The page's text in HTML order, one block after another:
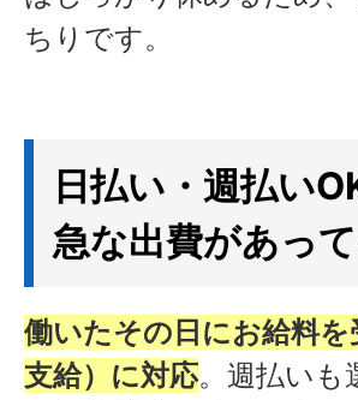
ちりです。
日払い・週払い
急な出費があって
働いたその日にお給料
支給）に対応。週払いも